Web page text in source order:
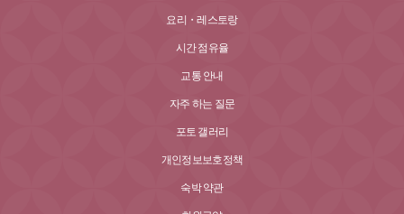
요리・레스토랑
시간 점유율
교통 안내
자주 하는 질문
포토 갤러리
개인정보보호정책
숙박 약관